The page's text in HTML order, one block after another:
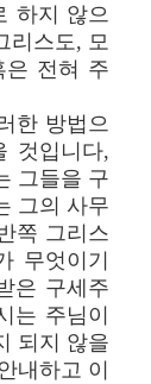
하지 않으
리스도, 모
은 전혀 주
한 방법으
것입니다,
그들을 구
그의 사무
쪽 그리스
무엇이기
은 구세주
는 주님이
되지 않을
내하고 이